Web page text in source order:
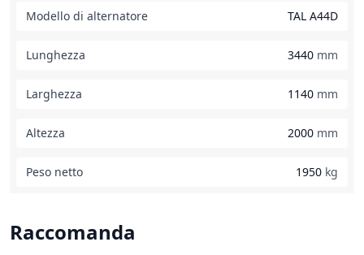
Modello di alternatore TAL A44D
Lunghezza 3440 mm
Larghezza 1140 mm
Altezza 2000 mm
Peso netto 1950 kg
Raccomanda